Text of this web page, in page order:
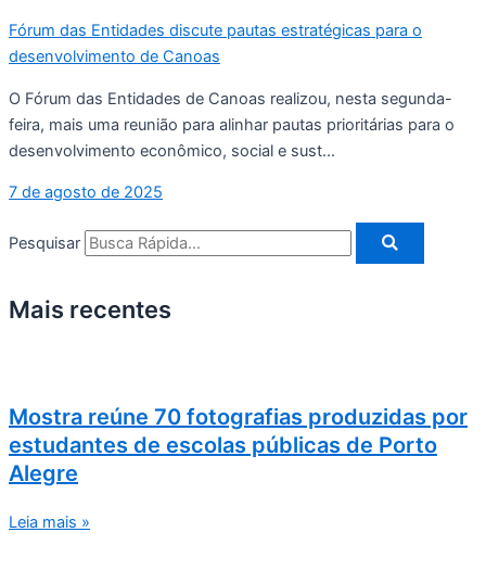
Fórum das Entidades discute pautas estratégicas para o
desenvolvimento de Canoas
O Fórum das Entidades de Canoas realizou, nesta segunda-
feira, mais uma reunião para alinhar pautas prioritárias para o
desenvolvimento econômico, social e sust...
7 de agosto de 2025
Pesquisar
Mais recentes
Mostra reúne 70 fotografias produzidas por
estudantes de escolas públicas de Porto
Alegre
Leia mais »